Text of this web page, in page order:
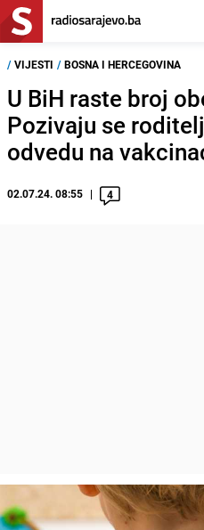
/ VIJESTI / BOSNA I HERCEGOVINA
U BiH raste broj
Pozivaju se
odvedu na
02.07.24. 08:55 4